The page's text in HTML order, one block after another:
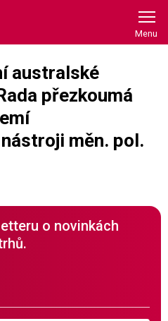
australské
přezkoumá
měn. pol.
o novinkách